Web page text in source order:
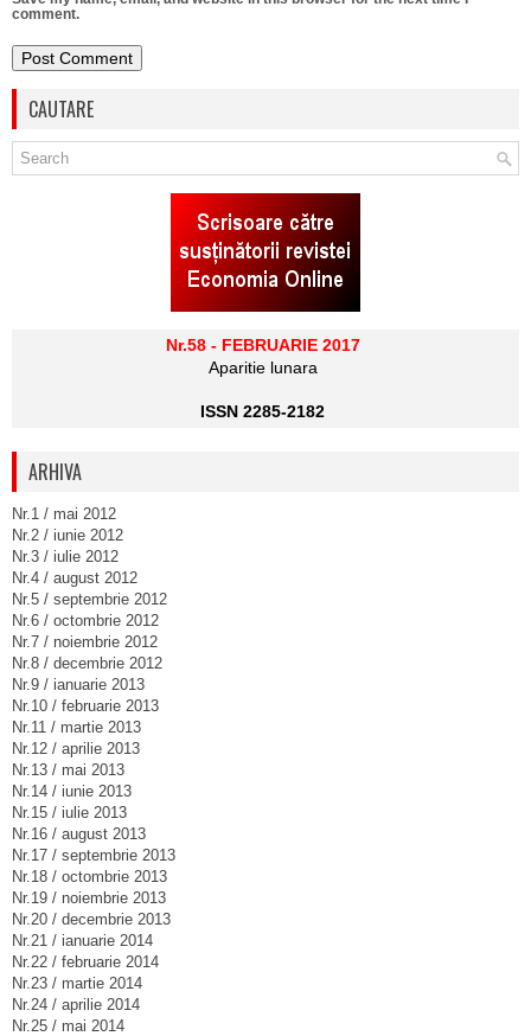
comment.
CAUTARE
Nr.58 - FEBRUARIE 2017
Aparitie lunara
ISSN 2285-2182
ARHIVA
Nr.1 / mai 2012
Nr.2 / iunie 2012
Nr.3 / iulie 2012
Nr.4 / august 2012
Nr.5 / septembrie 2012
Nr.6 / octombrie 2012
Nr.7 / noiembrie 2012
Nr.8 / decembrie 2012
Nr.9 / ianuarie 2013
Nr.10 / februarie 2013
Nr.11 / martie 2013
Nr.12 / aprilie 2013
Nr.13 / mai 2013
Nr.14 / iunie 2013
Nr.15 / iulie 2013
Nr.16 / august 2013
Nr.17 / septembrie 2013
Nr.18 / octombrie 2013
Nr.19 / noiembrie 2013
Nr.20 / decembrie 2013
Nr.21 / ianuarie 2014
Nr.22 / februarie 2014
Nr.23 / martie 2014
Nr.24 / aprilie 2014
Nr.25 / mai 2014